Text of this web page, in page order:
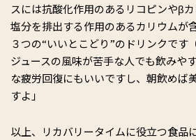
スには抗酸化作用のあるリコピンやβ
塩分を排出する作用のあるカリウムが
３つの“いいとこどり”のドリンクです
ジュースの風味が苦手な人でも飲みや
な疲労回復にもいいですし、朝飲めば
すよ」
以上、リカバリータイムに役立つ食品